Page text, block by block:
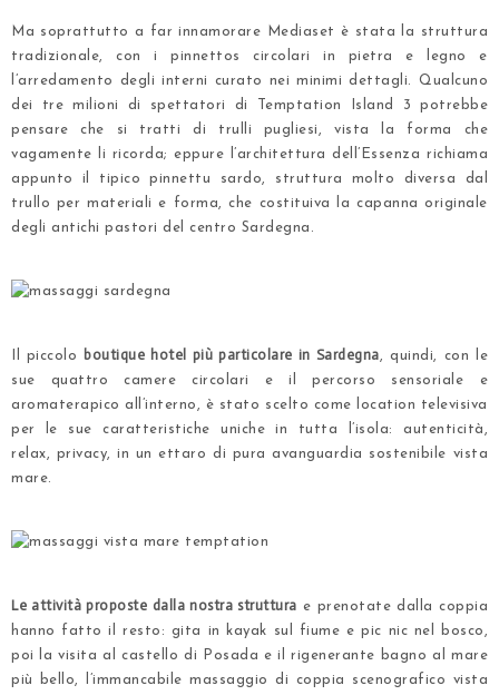
Ma soprattutto a far innamorare Mediaset è stata la struttura
tradizionale, con i pinnettos circolari in pietra e legno e
l’arredamento degli interni curato nei minimi dettagli. Qualcuno
dei tre milioni di spettatori di Temptation Island 3 potrebbe
pensare che si tratti di trulli pugliesi, vista la forma che
vagamente li ricorda; eppure l’architettura dell’Essenza richiama
appunto il tipico pinnettu sardo , struttura molto diversa dal
trullo per materiali e forma, che costituiva la capanna originale
degli antichi pastori del centro Sardegna.
Il piccolo boutique hotel più particolare in Sardegna , quindi, con le
sue quattro camere circolari e il percorso sensoriale e
aromaterapico all’interno, è stato scelto come location televisiva
per le sue caratteristiche uniche in tutta l’isola: autenticità,
relax, privacy, in un ettaro di pura avanguardia sostenibile vista
mare.
Le attività proposte dalla nostra struttura e prenotate dalla coppia
hanno fatto il resto: gita in kayak sul fiume epic nic nel bosco
poi lavisita al castello di Posada e il rigenerante
bagno al mare
più bello
, l’immancabilemassaggio di coppia
scenografico vista